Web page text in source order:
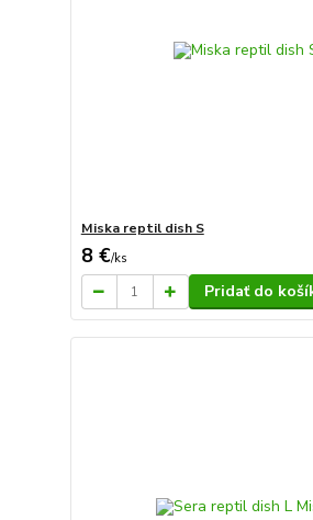
Miska reptil dish S
8 €/ks
Pridať do